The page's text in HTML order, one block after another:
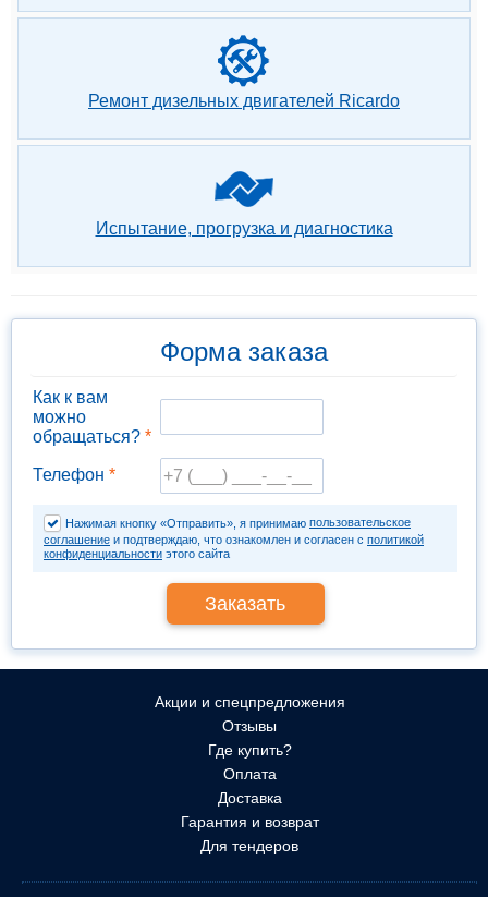
Ремонт дизельных двигателей Ricardo
Испытание, прогрузка и диагностика
Форма заказа
Как к вам
можно
обращаться? *
Телефон *
Нажимая кнопку «Отправить», я принимаю пользовательское
соглашение и подтверждаю, что ознакомлен и согласен с политикой
конфиденциальности этого сайта
Акции и спецпредложения
Отзывы
Где купить?
Оплата
Доставка
Гарантия и возврат
Для тендеров